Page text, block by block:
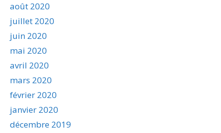
août 2020
juillet 2020
juin 2020
mai 2020
avril 2020
mars 2020
février 2020
janvier 2020
décembre 2019